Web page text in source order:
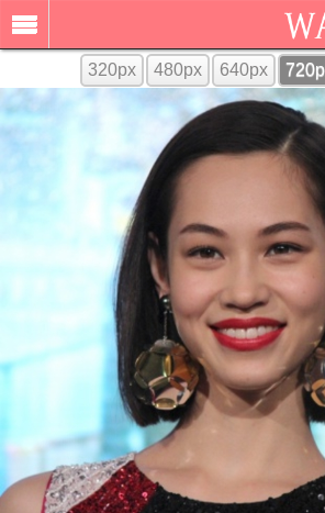
320px 480px 640px